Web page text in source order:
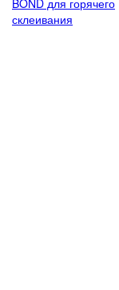
BOND для горячего
склеивания